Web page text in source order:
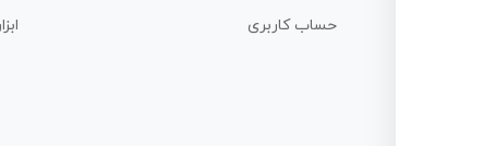
حساب کاربری